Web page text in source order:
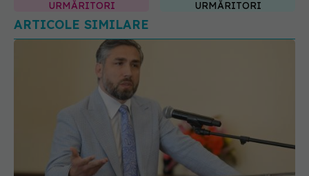
Prof. dr. Valeriu Gheorghiță intră în Board-ul
Editorial al revistei Scientific Reports, din Nature
Portfolio